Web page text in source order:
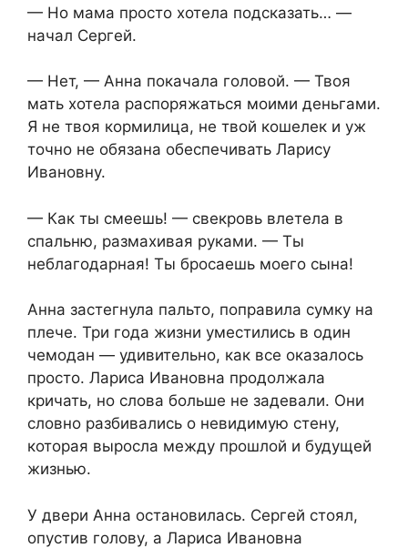
— Но мама просто хотела подсказать… —
начал Сергей.
— Нет, — Анна покачала головой. — Твоя
мать хотела распоряжаться моими деньгами.
Я не твоя кормилица, не твой кошелек и уж
точно не обязана обеспечивать Ларису
Ивановну.
— Как ты смеешь! — свекровь влетела в
спальню, размахивая руками. — Ты
неблагодарная! Ты бросаешь моего сына!
Анна застегнула пальто, поправила сумку на
плече. Три года жизни уместились в один
чемодан — удивительно, как все оказалось
просто. Лариса Ивановна продолжала
кричать, но слова больше не задевали. Они
словно разбивались о невидимую стену,
которая выросла между прошлой и будущей
жизнью.
У двери Анна остановилась. Сергей стоял,
опустив голову, а Лариса Ивановна